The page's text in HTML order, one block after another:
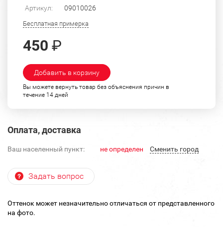
Артикул: 09010026
Бесплатная примерка
450 ₽
Добавить в корзину
Вы можете вернуть товар без объяснения причин в
течение 14 дней
Оплата, доставка
Ваш населенный пункт: не определен Cменить город
Задать вопрос
Оттенок может незначительно отличаться от представленного
на фото.